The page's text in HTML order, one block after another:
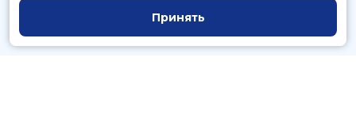
Скоро в кино
Служба поддержки
Принять